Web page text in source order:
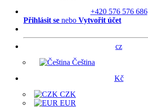
+420 576 576 686
Přihlásit se nebo Vytvořit účet
cz
Čeština
Kč
CZK
EUR